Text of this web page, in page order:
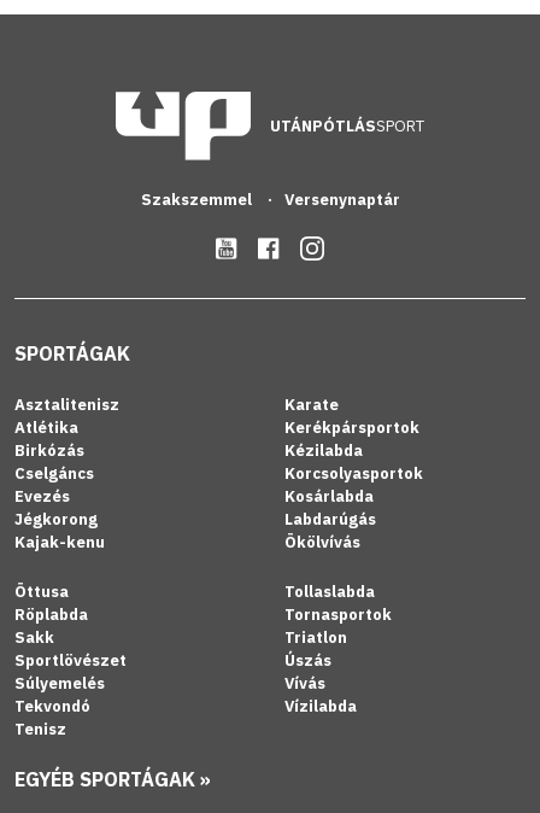
UTÁNPÓTLÁSSPORT
Szakszemmel Versenynaptár
SPORTÁGAK
Asztalitenisz
Atlétika
Birkózás
Cselgáncs
Evezés
Jégkorong
Kajak-kenu
Karate
Kerékpársportok
Kézilabda
Korcsolyasportok
Kosárlabda
Labdarúgás
Ökölvívás
Öttusa
Röplabda
Sakk
Sportlövészet
Súlyemelés
Tekvondó
Tenisz
Tollaslabda
Tornasportok
Triatlon
Úszás
Vívás
Vízilabda
EGYÉB SPORTÁGAK »